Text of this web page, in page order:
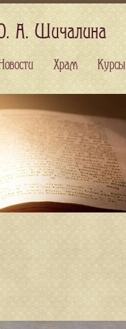
А. Шичалина
Храм Курсы